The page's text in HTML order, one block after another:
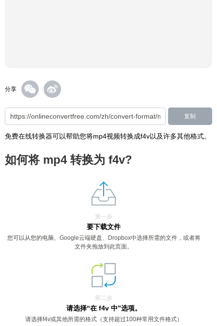
分享
复制
免费在线转换器可以帮助您将mp4视频转换成f4v以及许多其他格式。
如何将 mp4 转换为 f4v?
第一步
要下载文件
您可以从您的电脑、Google云端硬盘、Dropbox中选择所需的文件，或者将
文件夹拖放到此页面。
第二步
请选择“在 f4v 中”选项。
请选择f4v或其他所需的格式（支持超过100种常用文件格式）